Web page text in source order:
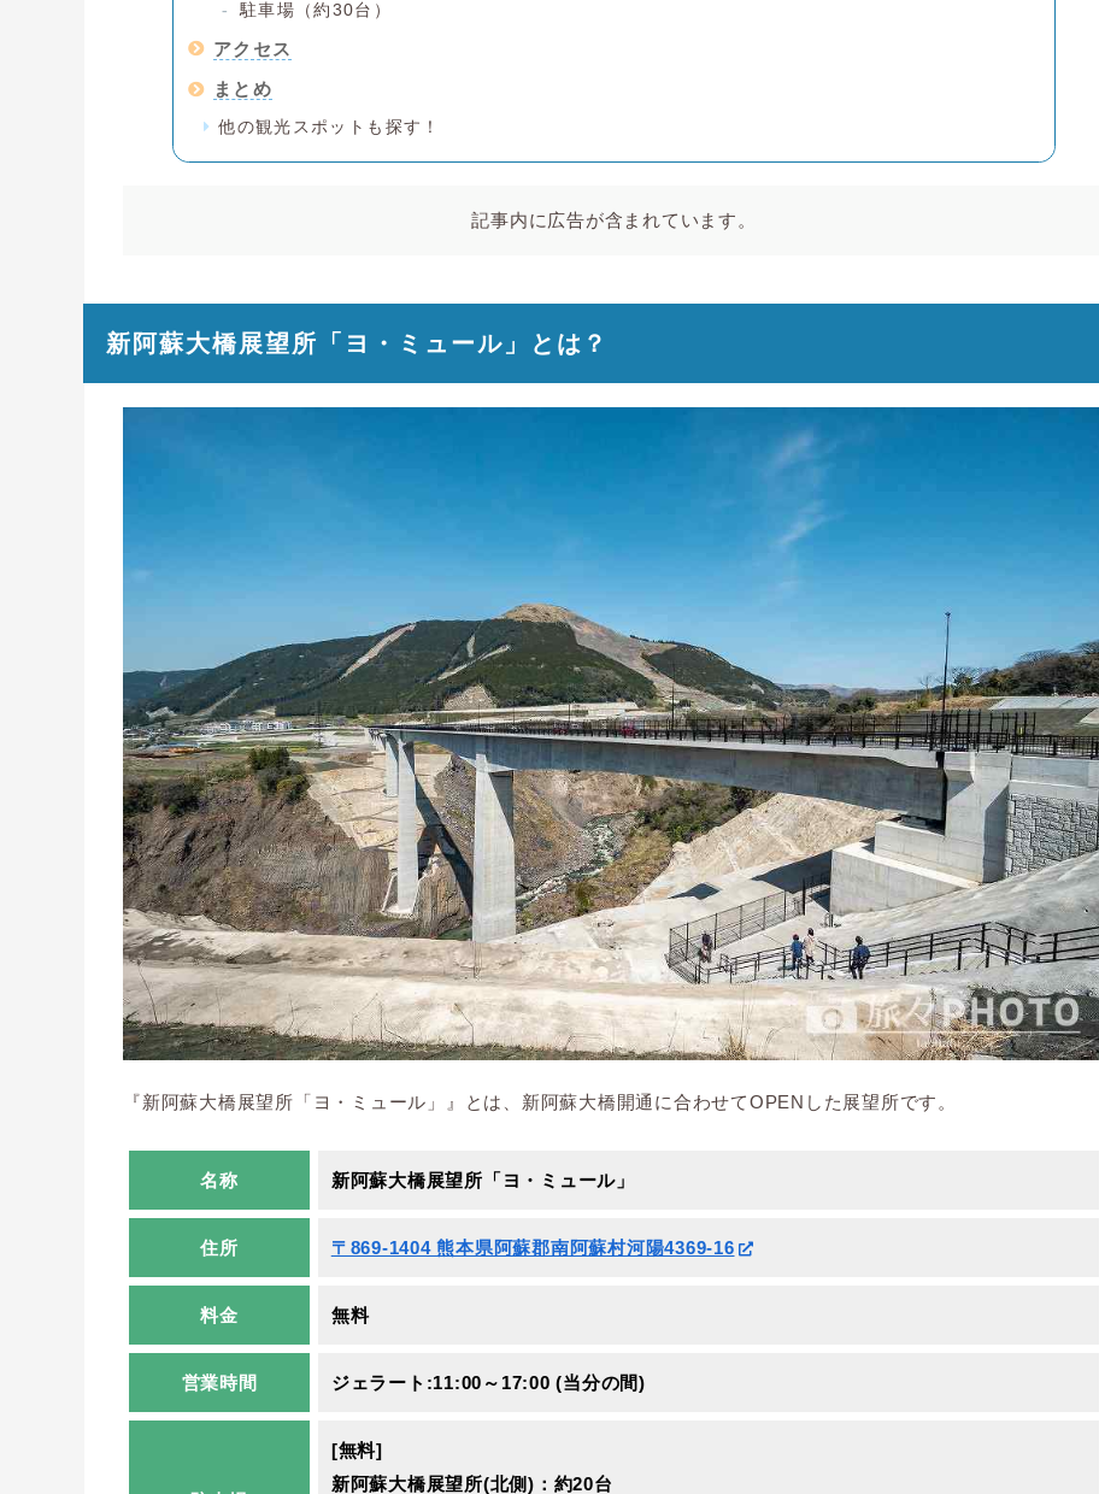
駐車場（約30台）
アクセス
まとめ
他の観光スポットも探す！
記事内に広告が含まれています。
新阿蘇大橋展望所「ヨ・ミュール」とは？
『新阿蘇大橋展望所「ヨ・ミュール」』とは、新阿蘇大橋開通に合わせてOPENした展望所です。
名称 新阿蘇大橋展望所「ヨ・ミュール」
住所 〒869-1404 熊本県阿蘇郡南阿蘇村河陽4369-16
料金 無料
営業時間 ジェラート:11:00～17:00 (当分の間)
[無料]
新阿蘇大橋展望所(北側)：約20台